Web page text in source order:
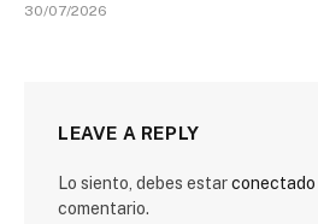
30/07/2026
LEAVE A REPLY
Lo siento, debes estarconectado
comentario.